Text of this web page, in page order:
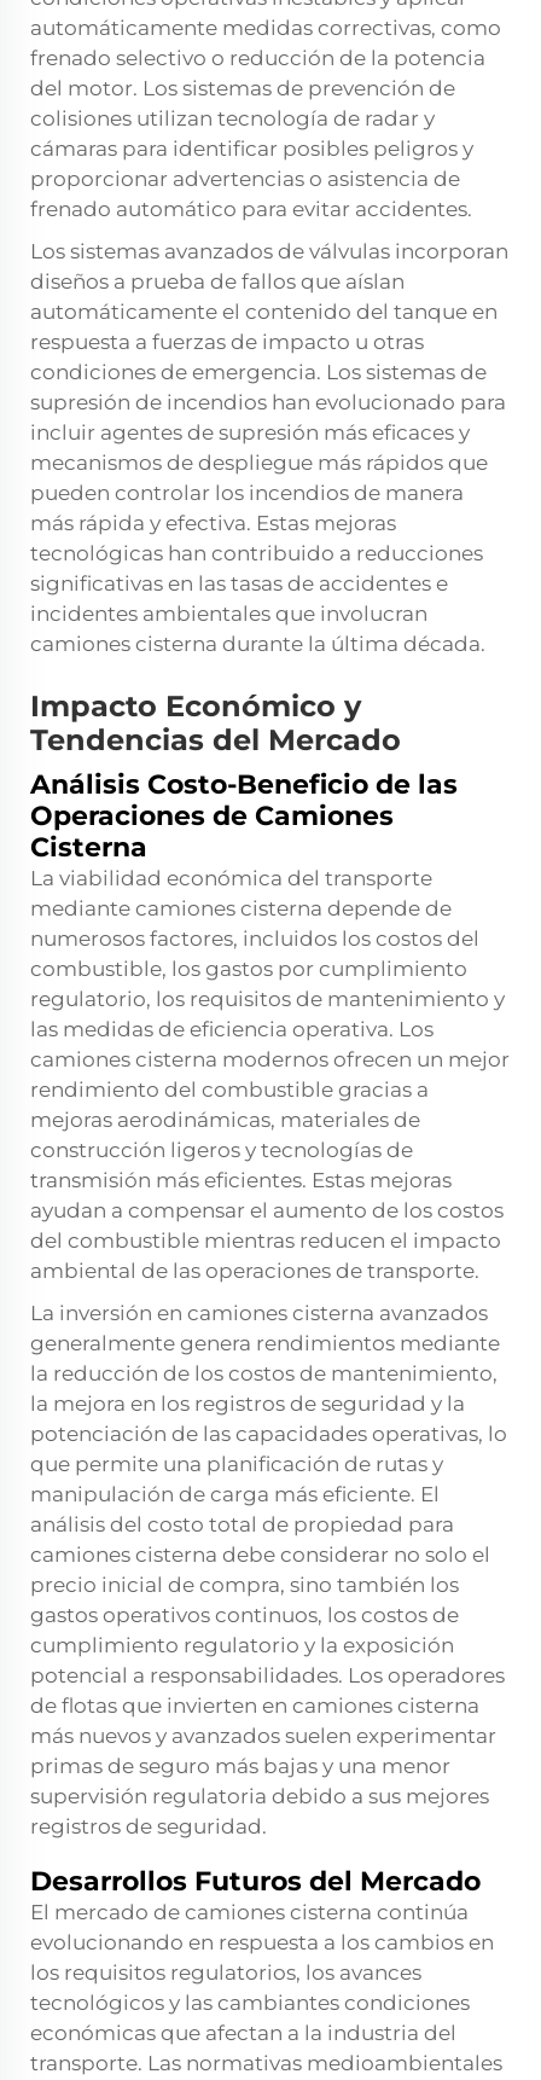
automáticamente medidas correctivas, como
frenado selectivo o reducción de la potencia
del motor. Los sistemas de prevención de
colisiones utilizan tecnología de radar y
cámaras para identificar posibles peligros y
proporcionar advertencias o asistencia de
frenado automático para evitar accidentes.
Los sistemas avanzados de válvulas incorporan
diseños a prueba de fallos que aíslan
automáticamente el contenido del tanque en
respuesta a fuerzas de impacto u otras
condiciones de emergencia. Los sistemas de
supresión de incendios han evolucionado para
incluir agentes de supresión más eficaces y
mecanismos de despliegue más rápidos que
pueden controlar los incendios de manera
más rápida y efectiva. Estas mejoras
tecnológicas han contribuido a reducciones
significativas en las tasas de accidentes e
incidentes ambientales que involucran
camiones cisterna durante la última década.
Impacto Económico y
Tendencias del Mercado
Análisis Costo-Beneficio de las
Operaciones de Camiones
Cisterna
La viabilidad económica del transporte
mediante camiones cisterna depende de
numerosos factores, incluidos los costos del
combustible, los gastos por cumplimiento
regulatorio, los requisitos de mantenimiento y
las medidas de eficiencia operativa. Los
camiones cisterna modernos ofrecen un mejor
rendimiento del combustible gracias a
mejoras aerodinámicas, materiales de
construcción ligeros y tecnologías de
transmisión más eficientes. Estas mejoras
ayudan a compensar el aumento de los costos
del combustible mientras reducen el impacto
ambiental de las operaciones de transporte.
La inversión en camiones cisterna avanzados
generalmente genera rendimientos mediante
la reducción de los costos de mantenimiento,
la mejora en los registros de seguridad y la
potenciación de las capacidades operativas, lo
que permite una planificación de rutas y
manipulación de carga más eficiente. El
análisis del costo total de propiedad para
camiones cisterna debe considerar no solo el
precio inicial de compra, sino también los
gastos operativos continuos, los costos de
cumplimiento regulatorio y la exposición
potencial a responsabilidades. Los operadores
de flotas que invierten en camiones cisterna
más nuevos y avanzados suelen experimentar
primas de seguro más bajas y una menor
supervisión regulatoria debido a sus mejores
registros de seguridad.
Desarrollos Futuros del Mercado
El mercado de camiones cisterna continúa
evolucionando en respuesta a los cambios en
los requisitos regulatorios, los avances
tecnológicos y las cambiantes condiciones
económicas que afectan a la industria del
transporte. Las normativas medioambientales